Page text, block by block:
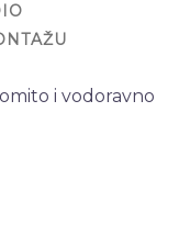
i vodoravno